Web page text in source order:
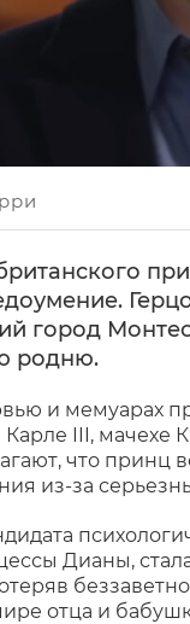
город
родню.
и мемуарах
Карле III, мачехе
что принц
из-за
Дианы,
отца и